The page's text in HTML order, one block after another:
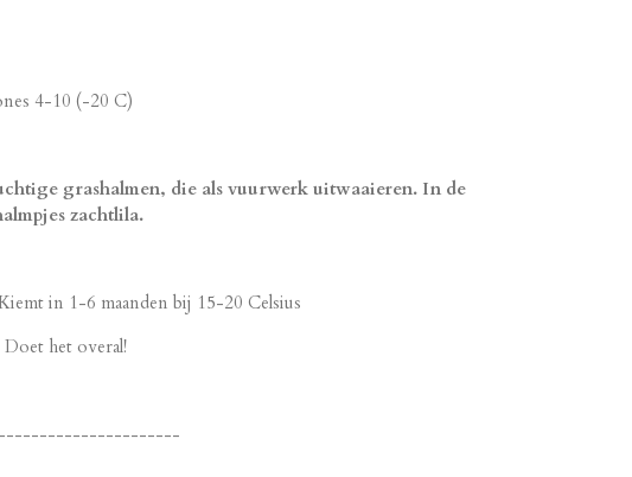
4-10 (-20 C)
grashalmen, die als vuurwerk uitwaaieren. In de
zachtlila.
in 1-6 maanden bij 15-20 Celsius
het overal!